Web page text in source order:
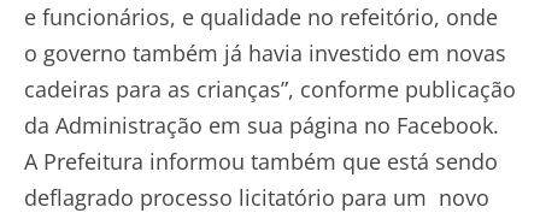
e funcionários, e qualidade no refeitório, onde
o governo também já havia investido em novas
cadeiras para as crianças”, conforme publicação
da Administração em sua página no Facebook.
A Prefeitura informou também que está sendo
deflagrado processo licitatório para um novo